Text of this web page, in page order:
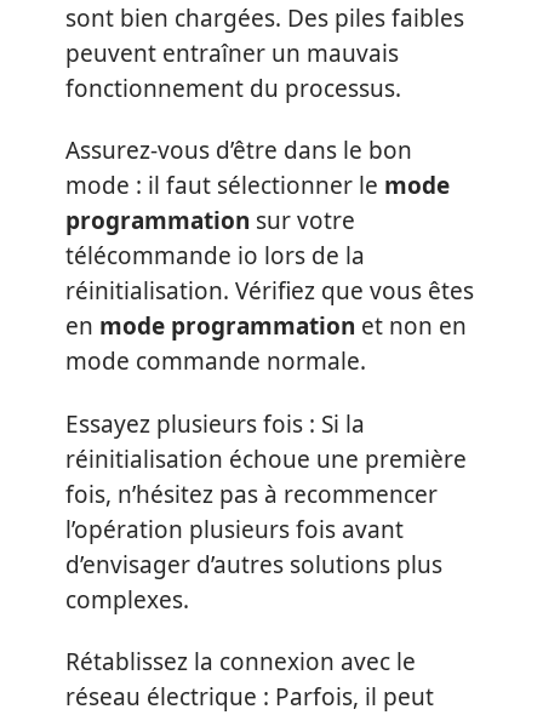
sont bien chargées. Des piles faibles
peuvent entraîner un mauvais
fonctionnement du processus.
Assurez-vous d’être dans le bon
mode : il faut sélectionner le mode
programmation sur votre
télécommande io lors de la
réinitialisation. Vérifiez que vous êtes
en mode programmation et non en
mode commande normale.
Essayez plusieurs fois : Si la
réinitialisation échoue une première
fois, n’hésitez pas à recommencer
l’opération plusieurs fois avant
d’envisager d’autres solutions plus
complexes.
Rétablissez la connexion avec le
réseau électrique : Parfois, il peut